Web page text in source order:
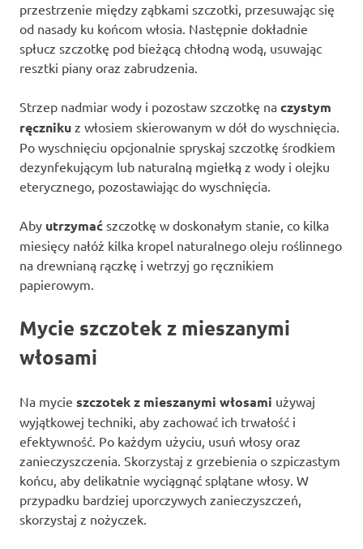
przestrzenie między ząbkami szczotki, przesuwając się
od nasady ku końcom włosia. Następnie dokładnie
spłucz szczotkę pod bieżącą chłodną wodą, usuwając
resztki piany oraz zabrudzenia.
Strzep nadmiar wody i pozostaw szczotkę na czystym
ręczniku z włosiem skierowanym w dół do wyschnięcia.
Po wyschnięciu opcjonalnie spryskaj szczotkę środkiem
dezynfekującym lub naturalną mgiełką z wody i olejku
eterycznego, pozostawiając do wyschnięcia.
Aby utrzymać szczotkę w doskonałym stanie, co kilka
miesięcy nałóż kilka kropel naturalnego oleju roślinnego
na drewnianą rączkę i wetrzyj go ręcznikiem
papierowym.
Mycie szczotek z mieszanymi
włosami
Na mycie szczotek z mieszanymi włosami używaj
wyjątkowej techniki, aby zachować ich trwałość i
efektywność. Po każdym użyciu, usuń włosy oraz
zanieczyszczenia. Skorzystaj z grzebienia o szpiczastym
końcu, aby delikatnie wyciągnąć splątane włosy. W
przypadku bardziej uporczywych zanieczyszczeń,
skorzystaj z nożyczek.